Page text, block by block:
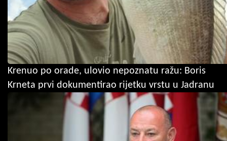
Krenuo po orade, ulovio nepoznatu ražu: Boris
Krneta prvi dokumentirao rijetku vrstu u Jadranu